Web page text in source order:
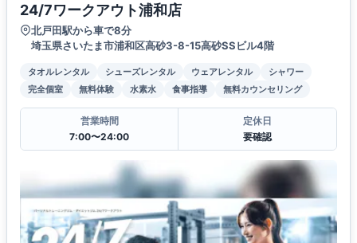
24/7ワークアウト浦和店
北戸田駅から車で8分
埼玉県さいたま市浦和区高砂3-8-15高砂SSビル4階
タオルレンタル シューズレンタル ウェアレンタル
シャワー
完全個室
無料体験 水素水 食事指導 無料カウンセリング
営業時間
7:00〜24:00
定休日
要確認